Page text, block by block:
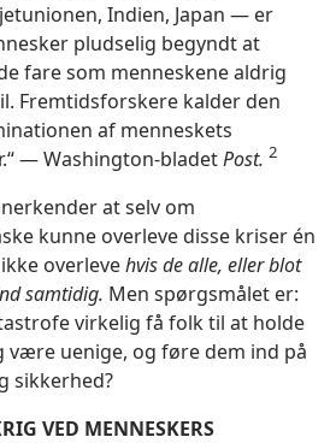
Indien, Japan — er
pludselig begyndt at
fare som menneskene aldrig
Fremtidsforskere kalder den
af menneskets
— Washington-bladetPost. 2
at selv om
kunne overleve disse kriser én
overlevehvis de alle, eller blot
samtidig. Men spørgsmålet er:
virkelig få folk til at holde
være uenige, og føre dem ind på
sikkerhed?
VED MENNESKERS